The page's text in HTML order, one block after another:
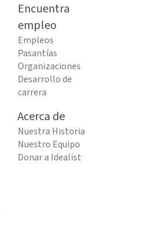
Encuentra
empleo
Empleos
Pasantías
Organizaciones
Desarrollo de
carrera
Acerca de
Nuestra Historia
Nuestro Equipo
Donar a Idealist